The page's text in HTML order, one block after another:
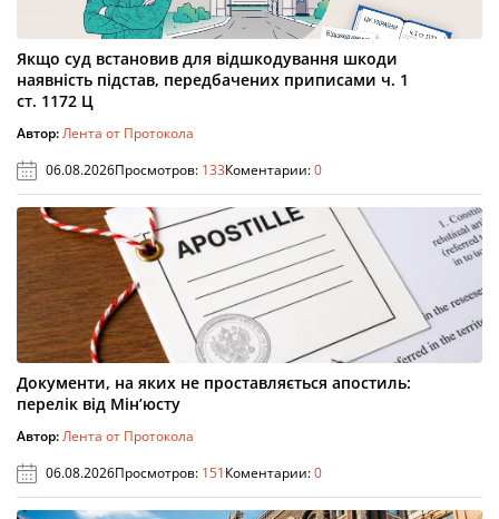
Якщо суд встановив для відшкодування шкоди
наявність підстав, передбачених приписами ч. 1
ст. 1172 Ц
Автор:Лента от Протокола
06.08.2026Просмотров: 133Коментарии:0
Документи, на яких не проставляється апостиль:
перелік від Мін’юсту
Автор:Лента от Протокола
06.08.2026Просмотров: 151Коментарии:0